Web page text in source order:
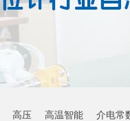
高压 高温智能 介电常